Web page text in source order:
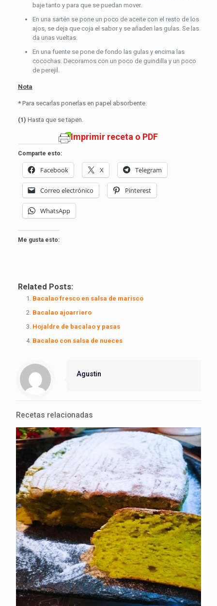
baje tanto y para que se puedan mover.
En una sartén se pone un poco de aceite con el resto de los
ajos, se deja que coja el sabor y se añaden las gulas. Se las
da unas vueltas.
En una fuente se pone de fondo las gulas y encima las
cocochas. Decoramos con un poco de guindilla y un poco
de perejil.
Nota
*Para secarlas ponerlas en papel absorbente.
(1) Hasta que se tapen.
Imprimir receta o PDF
Comparte esto:
Facebook X Telegram
Correo electrónico Pinterest
WhatsApp
Me gusta esto:
Related Posts:
Bacalao fresco en salsa de marisco
Bacalao ajoarriero
Hojaldre de bacalao y pasas
Bacalao con salsa de nueces
Agustin
Recetas relacionadas